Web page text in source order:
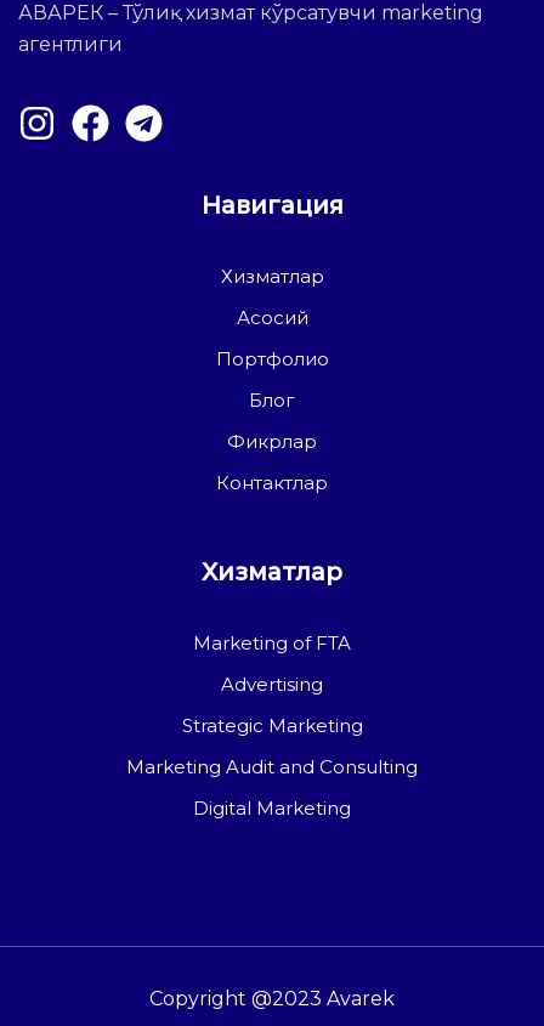
АВАРЕК – Тўлиқ хизмат кўрсатувчи marketing
агентлиги
Навигация
Хизматлар
Асосий
Портфолио
Блог
Фикрлар
Контактлар
Хизматлар
Marketing of FTA
Advertising
Strategic Marketing
Marketing Audit and Consulting
Digital Marketing
Copyright @2023 Avarek